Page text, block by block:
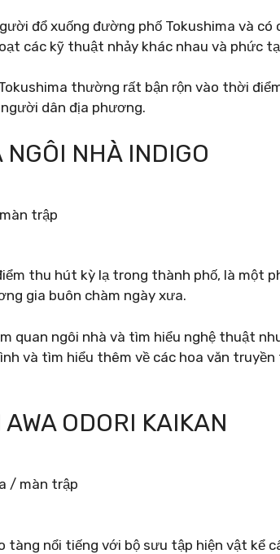
đổ xuống đường phố Tokushima và
các kỹ thuật nhảy khác nhau và phức
thường rất bận rộn vào thời
dân địa phương.
NHÀ INDIGO
trập
thu hút kỳ lạ trong thành phố, là một
gia buôn chàm ngày xưa.
quan ngôi nhà và tìm hiểu nghệ thuật
và tìm hiểu thêm về các hoa văn
ODORI KAIKAN
/ màn trập
tàng nổi tiếng với bộ sưu tập hiện vật kể